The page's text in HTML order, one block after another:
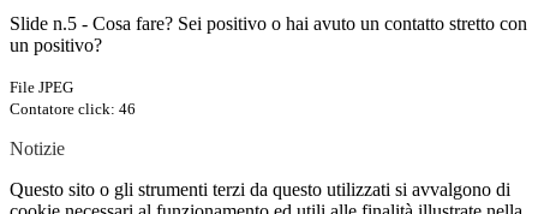
Slide n.5 - Cosa fare? Sei positivo o hai avuto un contatto stretto con
un positivo?
File JPEG
Contatore click: 46
Notizie
Questo sito o gli strumenti terzi da questo utilizzati si avvalgono di